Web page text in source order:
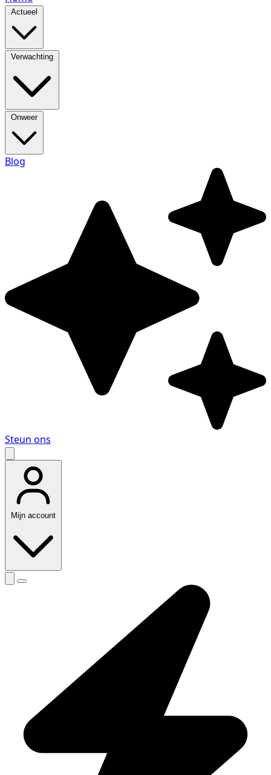
Actueel
Verwachting
Onweer
Blog
Steun ons
Mijn account